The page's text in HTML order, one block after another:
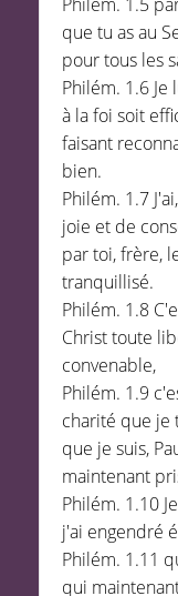
que tu as au
pour tous les
Philém. 1.6
à la foi soit
faisant
bien.
Philém. 1.7
joie et de
par toi, frère,
tranquillisé.
Philém. 1.8
Christ toute
convenable,
Philém. 1.9
charité que je
que je suis,
maintenant
Philém. 1.10
j'ai engendré
Philém. 1.11
qui